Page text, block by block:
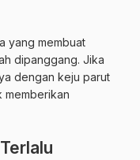
yang membuat
dipanggang. Jika
dengan keju parut
memberikan